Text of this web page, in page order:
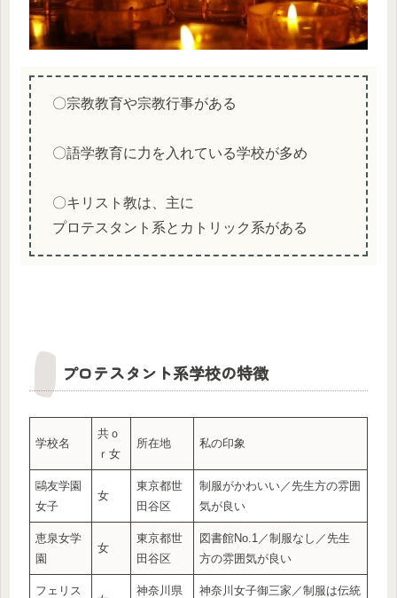
〇宗教教育や宗教行事がある
〇語学教育に力を入れている学校が多め
〇キリスト教は、主に
プロテスタント系とカトリック系がある
プロテスタント系学校の特徴
学校名
共ｏ
ｒ女
所在地 私の印象
鷗友学園
女子
女
東京都世
田谷区
制服がかわいい／先生方の雰囲
気が良い
恵泉女学
園
女
東京都世
田谷区
図書館No.1／制服なし／先生
方の雰囲気が良い
フェリス 神奈川県 神奈川女子御三家／制服は伝統